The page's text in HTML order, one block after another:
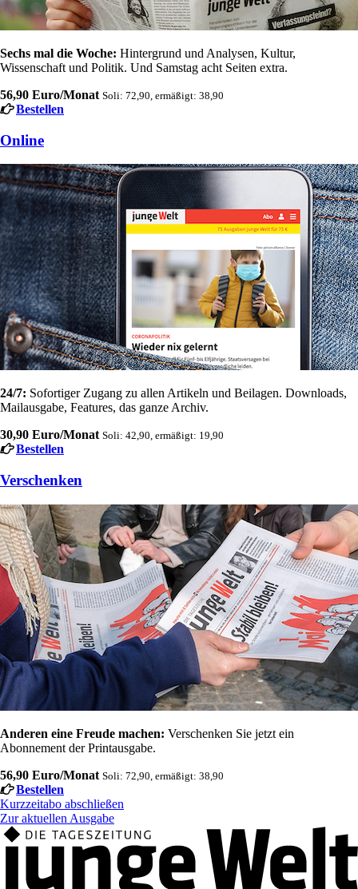
Sechs mal die Woche: Hintergrund und Analysen, Kultur,
Wissenschaft und Politik. Und Samstag acht Seiten extra.
56,90 Euro/Monat Soli: 72,90, ermäßigt: 38,90
Bestellen
Online
24/7: Sofortiger Zugang zu allen Artikeln und Beilagen. Downloads,
Mailausgabe, Features, das ganze Archiv.
30,90 Euro/Monat Soli: 42,90, ermäßigt: 19,90
Bestellen
Verschenken
Anderen eine Freude machen: Verschenken Sie jetzt ein
Abonnement der Printausgabe.
56,90 Euro/Monat Soli: 72,90, ermäßigt: 38,90
Bestellen
Kurzzeitabo abschließen
Zur aktuellen Ausgabe